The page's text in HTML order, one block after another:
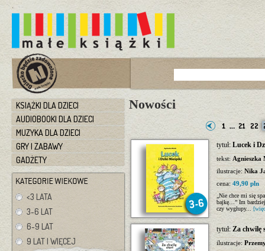
KSIĄŻKI DLA DZIECI
AUDIOBOOKI DLA DZIECI
MUZYKA DLA DZIECI
GRY I ZABAWY
GADŻETY
<3 LATA
3-6 LAT
6-9 LAT
9 LAT I WIĘCEJ
Nowości
tytuł:Lucek i
tekst: Agnieszka
ilustracje: Nika
cena: 49,90 pln
„Nie chce mi się
bajkę…” Im bardziej
czy wygłupy...
tytuł: Za chwilę
ilustracje: